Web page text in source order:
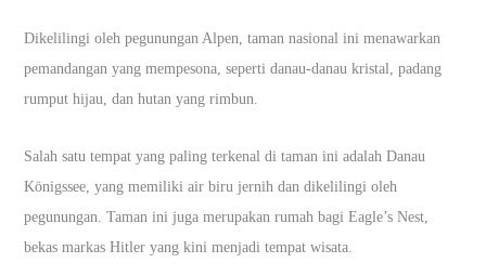
Dikelilingi oleh pegunungan Alpen, taman nasional ini menawarkan
pemandangan yang mempesona, seperti danau-danau kristal, padang
rumput hijau, dan hutan yang rimbun.
Salah satu tempat yang paling terkenal di taman ini adalah Danau
Königssee, yang memiliki air biru jernih dan dikelilingi oleh
pegunungan. Taman ini juga merupakan rumah bagi Eagle’s Nest,
bekas markas Hitler yang kini menjadi tempat wisata.